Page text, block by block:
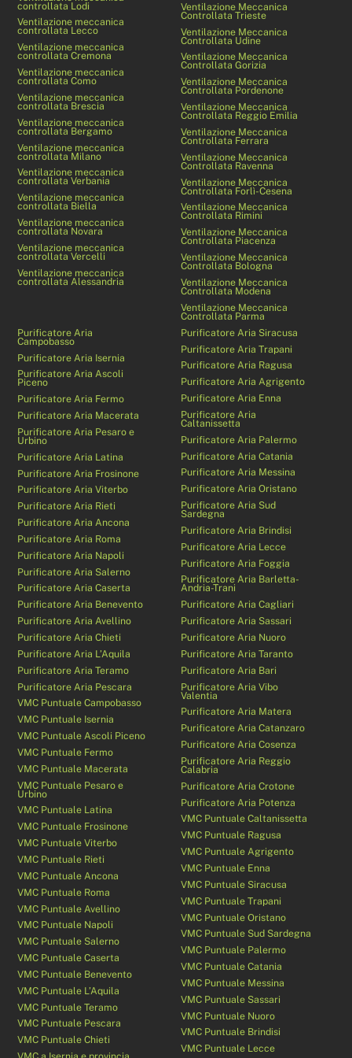
controllata Lodi
Ventilazione meccanica
controllata Lecco
Ventilazione meccanica
controllata Cremona
Ventilazione meccanica
controllata Como
Ventilazione meccanica
controllata Brescia
Ventilazione meccanica
controllata Bergamo
Ventilazione meccanica
controllata Milano
Ventilazione meccanica
controllata Verbania
Ventilazione meccanica
controllata Biella
Ventilazione meccanica
controllata Novara
Ventilazione meccanica
controllata Vercelli
Ventilazione meccanica
controllata Alessandria
Ventilazione Meccanica
Controllata Trieste
Ventilazione Meccanica
Controllata Udine
Ventilazione Meccanica
Controllata Gorizia
Ventilazione Meccanica
Controllata Pordenone
Ventilazione Meccanica
Controllata Reggio Emilia
Ventilazione Meccanica
Controllata Ferrara
Ventilazione Meccanica
Controllata Ravenna
Ventilazione Meccanica
Controllata Forlì-Cesena
Ventilazione Meccanica
Controllata Rimini
Ventilazione Meccanica
Controllata Piacenza
Ventilazione Meccanica
Controllata Bologna
Ventilazione Meccanica
Controllata Modena
Ventilazione Meccanica
Controllata Parma
Purificatore Aria
Campobasso
Purificatore Aria Isernia
Purificatore Aria Ascoli
Piceno
Purificatore Aria Fermo
Purificatore Aria Macerata
Purificatore Aria Pesaro e
Urbino
Purificatore Aria Latina
Purificatore Aria Frosinone
Purificatore Aria Viterbo
Purificatore Aria Rieti
Purificatore Aria Ancona
Purificatore Aria Roma
Purificatore Aria Napoli
Purificatore Aria Salerno
Purificatore Aria Caserta
Purificatore Aria Benevento
Purificatore Aria Avellino
Purificatore Aria Chieti
Purificatore Aria L’Aquila
Purificatore Aria Teramo
Purificatore Aria Pescara
VMC Puntuale Campobasso
VMC Puntuale Isernia
VMC Puntuale Ascoli Piceno
VMC Puntuale Fermo
VMC Puntuale Macerata
VMC Puntuale Pesaro e
Urbino
VMC Puntuale Latina
VMC Puntuale Frosinone
VMC Puntuale Viterbo
VMC Puntuale Rieti
VMC Puntuale Ancona
VMC Puntuale Roma
VMC Puntuale Avellino
VMC Puntuale Napoli
VMC Puntuale Salerno
VMC Puntuale Caserta
VMC Puntuale Benevento
VMC Puntuale L’Aquila
VMC Puntuale Teramo
VMC Puntuale Pescara
VMC Puntuale Chieti
Purificatore Aria Siracusa
Purificatore Aria Trapani
Purificatore Aria Ragusa
Purificatore Aria Agrigento
Purificatore Aria Enna
Purificatore Aria
Caltanissetta
Purificatore Aria Palermo
Purificatore Aria Catania
Purificatore Aria Messina
Purificatore Aria Oristano
Purificatore Aria Sud
Sardegna
Purificatore Aria Brindisi
Purificatore Aria Lecce
Purificatore Aria Foggia
Purificatore Aria Barletta-
Andria-Trani
Purificatore Aria Cagliari
Purificatore Aria Sassari
Purificatore Aria Nuoro
Purificatore Aria Taranto
Purificatore Aria Bari
Purificatore Aria Vibo
Valentia
Purificatore Aria Matera
Purificatore Aria Catanzaro
Purificatore Aria Cosenza
Purificatore Aria Reggio
Calabria
Purificatore Aria Crotone
Purificatore Aria Potenza
VMC Puntuale Caltanissetta
VMC Puntuale Ragusa
VMC Puntuale Agrigento
VMC Puntuale Enna
VMC Puntuale Siracusa
VMC Puntuale Trapani
VMC Puntuale Oristano
VMC Puntuale Sud Sardegna
VMC Puntuale Palermo
VMC Puntuale Catania
VMC Puntuale Messina
VMC Puntuale Sassari
VMC Puntuale Nuoro
VMC Puntuale Brindisi
VMC Puntuale Lecce